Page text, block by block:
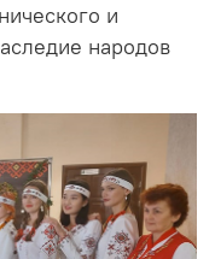
и
народов